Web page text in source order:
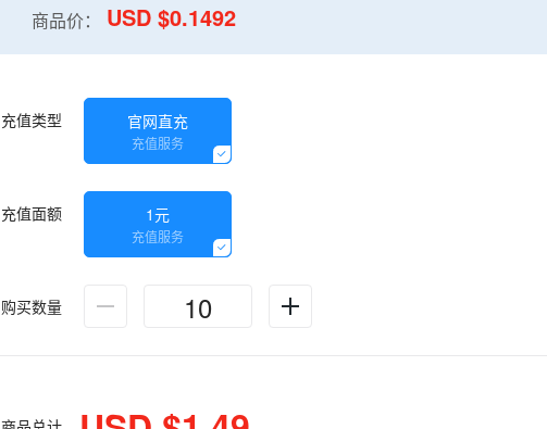
商品价： USD $0.1492
充值类型 官网直充
充值服务
充值面额 1元
充值服务
购买数量